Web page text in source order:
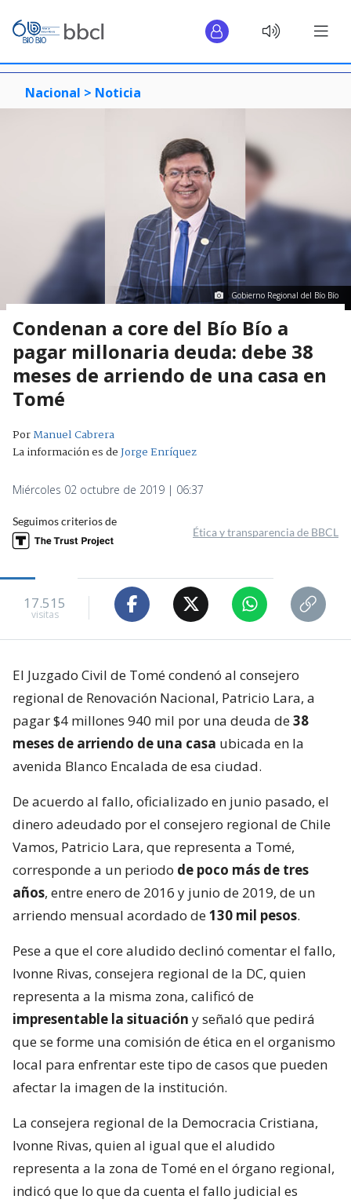
Nacional > Noticia
Gobierno Regional del Bío Bío
Condenan a core del Bío Bío a
pagar millonaria deuda: debe 38
meses de arriendo de una casa en
Tomé
PorManuel Cabrera
La información es deJorge Enríquez
Miércoles 02 octubre de 2019 | 06:37
Seguimos criterios de
Ética y transparencia de BBCL
17.515
visitas
El Juzgado Civil de Tomé condenó al consejero
regional de Renovación Nacional, Patricio Lara, a
pagar $4 millones 940 mil por una deuda de38
meses de arriendo de una casa ubicada en la
avenida Blanco Encalada de esa ciudad.
De acuerdo al fallo, oficializado en junio pasado, el
dinero adeudado por el consejero regional de Chile
Vamos, Patricio Lara, que representa a Tomé,
corresponde a un periodo de poco más de tres
años, entre enero de 2016 y junio de 2019, de un
arriendo mensual acordado de130 mil pesos.
Pese a que el core aludido declinó comentar el fallo,
Ivonne Rivas, consejera regional de la DC, quien
representa a la misma zona, calificó de
impresentable la situación y señaló que pedirá
que se forme una comisión de ética en el organismo
local para enfrentar este tipo de casos que pueden
afectar la imagen de la institución.
La consejera regional de la Democracia Cristiana,
Ivonne Rivas, quien al igual que el aludido
representa a la zona de Tomé en el órgano regional,
indicó que lo que da cuenta el fallo judicial es